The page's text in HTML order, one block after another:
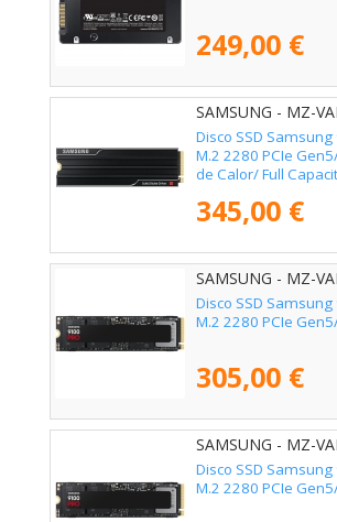
249,00 €
SAMSUNG - MZ-
Disco SSD
M.2 2280 PCIe
de Calor/ Full
345,00 €
SAMSUNG - MZ-
Disco SSD
M.2 2280 PCIe
305,00 €
SAMSUNG - MZ-
Disco SSD
M.2 2280 PCIe